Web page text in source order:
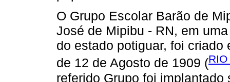
O Grupo Escolar Barão de
José de Mipibu - RN, em
do estado potiguar, foi criado
de 12 de Agosto de 1909 (
referido Grupo foi